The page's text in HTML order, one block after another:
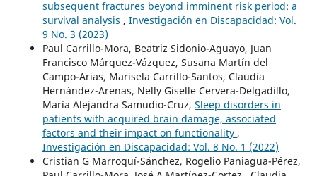
subsequent fractures beyond imminent risk period: a
survival analysis , Investigación en Discapacidad: Vol.
9 No. 3 (2023)
Paul Carrillo-Mora, Beatriz Sidonio-Aguayo, Juan
Francisco Márquez-Vázquez, Susana Martín del
Campo-Arias, Marisela Carrillo-Santos, Claudia
Hernández-Arenas, Nelly Giselle Cervera-Delgadillo,
María Alejandra Samudio-Cruz, Sleep disorders in
patients with acquired brain damage, associated
factors and their impact on functionality ,
Investigación en Discapacidad: Vol. 8 No. 1 (2022)
Cristian G Marroquí-Sánchez, Rogelio Paniagua-Pérez,